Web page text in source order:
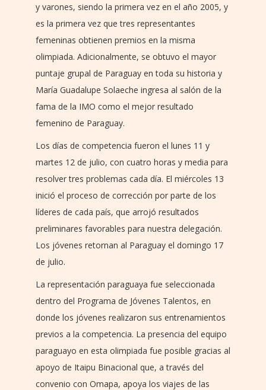
y varones, siendo la primera vez en el año 2005, y
es la primera vez que tres representantes
femeninas obtienen premios en la misma
olimpiada. Adicionalmente, se obtuvo el mayor
puntaje grupal de Paraguay en toda su historia y
María Guadalupe Solaeche ingresa al salón de la
fama de la IMO como el mejor resultado
femenino de Paraguay.
Los días de competencia fueron el lunes 11 y
martes 12 de julio, con cuatro horas y media para
resolver tres problemas cada día. El miércoles 13
inició el proceso de corrección por parte de los
líderes de cada país, que arrojó resultados
preliminares favorables para nuestra delegación.
Los jóvenes retornan al Paraguay el domingo 17
de julio.
La representación paraguaya fue seleccionada
dentro del Programa de Jóvenes Talentos, en
donde los jóvenes realizaron sus entrenamientos
previos a la competencia. La presencia del equipo
paraguayo en esta olimpiada fue posible gracias al
apoyo de Itaipu Binacional que, a través del
convenio con Omapa, apoya los viajes de las